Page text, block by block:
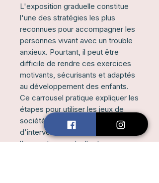
L'exposition graduelle constitue
l'une des stratégies les plus
reconnues pour accompagner les
personnes vivant avec un trouble
anxieux. Pourtant, il peut être
difficile de rendre ces exercices
motivants, sécurisants et adaptés
au développement des enfants.
Ce carrousel pratique expliquer les
étapes pour utiliser les jeux de
société comme outils
d'intervention afin de favoriser
l'exposition graduelle dans un